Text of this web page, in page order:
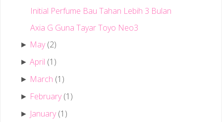
Initial Perfume Bau Tahan Lebih 3 Bulan
Axia G Guna Tayar Toyo Neo3
► May (2)
►April (1)
► March (1)
► February (1)
► January (1)